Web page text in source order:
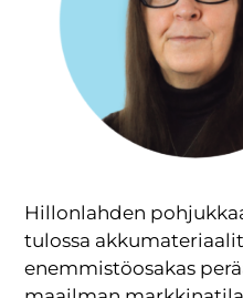
Hillonlahden
tulossa
enemmistöosakas